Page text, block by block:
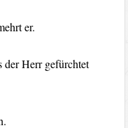
er.
der Herr gefürchtet